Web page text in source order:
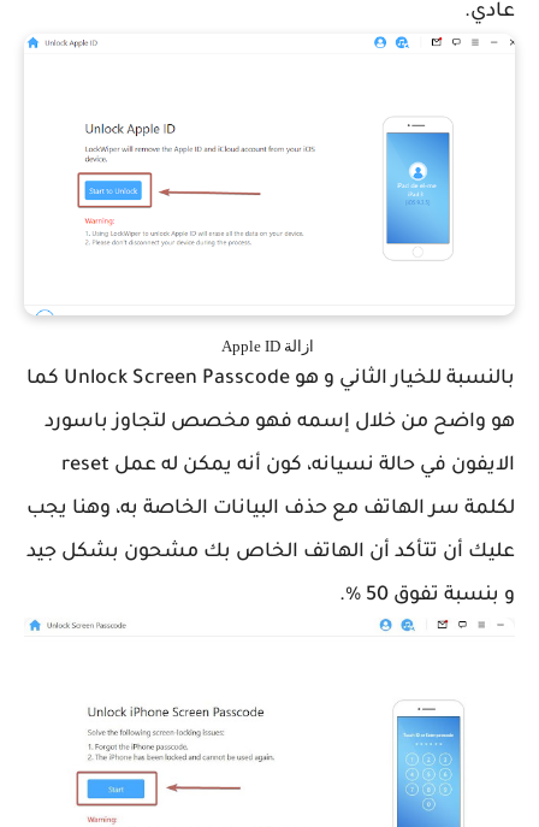
عادي.
ازالة Apple ID
بالنسبة للخيار الثاني و هو Unlock Screen Passcode كما
هو واضح من خلال إسمه فهو مخصص لتجاوز باسورد
الايفون في حالة نسيانه، كون أنه يمكن له عمل reset
لكلمة سر الهاتف مع حذف البيانات الخاصة به، وهنا يجب
عليك أن تتأكد أن الهاتف الخاص بك مشحون بشكل جيد
و بنسبة تفوق 50 %.